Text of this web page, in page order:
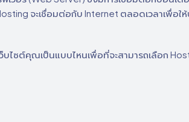
จะเชื่อมต่อกับ Internet ตลอดเวลาเพื่อ
ซต์คุณเป็นแบบไหนเพื่อที่จะสามารถเลือก